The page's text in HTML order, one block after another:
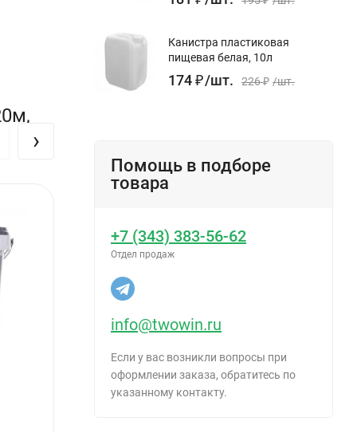
›
Канистра пластиковая
пищевая белая, 10л
174₽/шт. 226₽ /шт.
Помощь в подборе
товара
+7 (343) 383-56-62
Отдел продаж
info@twowin.ru
Если у вас возникли вопросы при
оформлении заказа, обратитесь по
указанному контакту.